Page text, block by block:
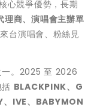
心競爭優勢，長期
理商、演唱會主辦單
台演唱會、粉絲見
一。2025 至 2026
BLACKPINK、G
IVE、BABYMON